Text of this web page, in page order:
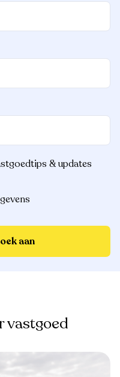
& updates
aan
vastgoed